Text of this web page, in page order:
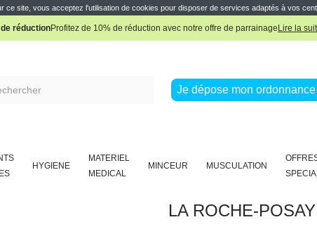
ce site, vous acceptez l'utilisation de cookies pour disposer de services adaptés à vos
de réduction Profitez de 10% de réduction avec notre offre de parrainageLire la
Pharmacie Boissière Française
Je dépose mon
HYGIENE
MATERIEL
MEDICAL
MINCEUR MUSCULATION
LA ROCHE-POSAY